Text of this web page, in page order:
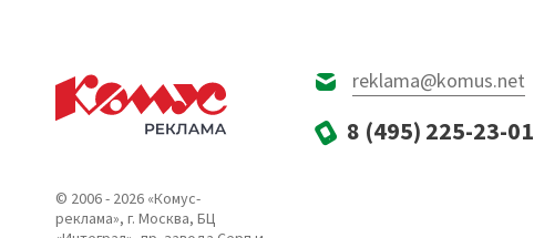
© 2006 - 2026 «Комус-
реклама», г. Москва, БЦ
reklama@komus.net
8 (495) 225-23-01